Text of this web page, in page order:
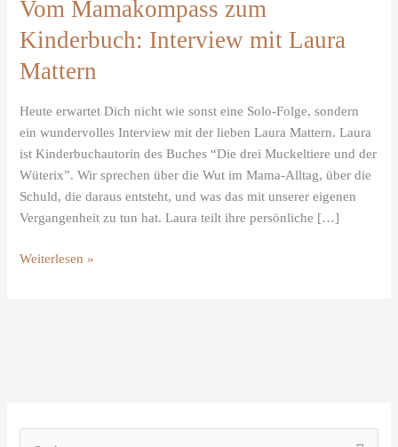
Vom Mamakompass zum
Kinderbuch: Interview mit Laura
Mattern
Heute erwartet Dich nicht wie sonst eine Solo-Folge, sondern
ein wundervolles Interview mit der lieben Laura Mattern. Laura
ist Kinderbuchautorin des Buches “Die drei Muckeltiere und der
Wüterix”. Wir sprechen über die Wut im Mama-Alltag, über die
Schuld, die daraus entsteht, und was das mit unserer eigenen
Vergangenheit zu tun hat. Laura teilt ihre persönliche […]
zum
Interview
mit
Mattern
Weiterlesen »